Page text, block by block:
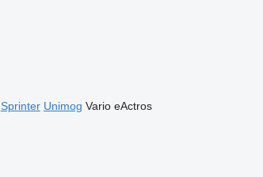
Sprinter Unimog Vario eActros